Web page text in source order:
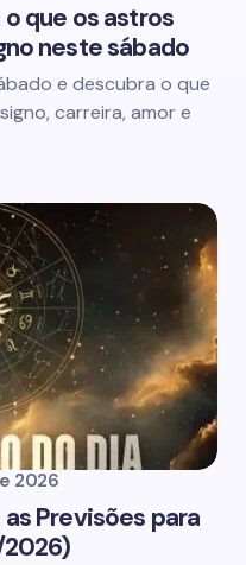
que os astros
neste sábado
e descubra o que
carreira, amor e
2026
Previsões para
2026)